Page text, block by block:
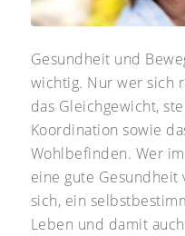
Gesundheit und
wichtig. Nur wer sich
das Gleichgewicht,
Koordination sowie
Wohlbefinden. Wer
eine gute Gesundheit
sich, ein
Leben und damit